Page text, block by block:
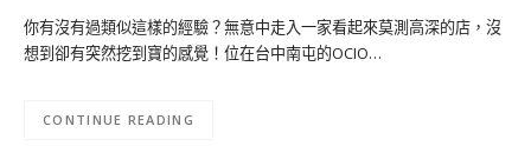
你有沒有過類似這樣的經驗？無意中走入一家看起來莫測高深的店，沒
想到卻有突然挖到寶的感覺！位在台中南屯的OCIO…
CONTINUE READING